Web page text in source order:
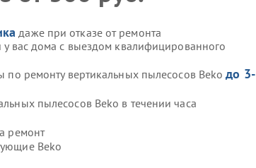
даже при отказе от ремонта
у вас дома с выездом квалифицированного
по ремонту вертикальных пылесосов Bekoдо 3-
пылесосов Beko в течении часа
ремонт
Beko